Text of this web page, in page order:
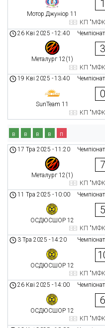
Мотор Джуніор 11
1
КП "МФК"
26 Кві 2025 -12:40
Металург 12(1)
3
КП "МФК"
19 Кві 2025 -13:40
SunTeam 11
0
КП "МФК"
в в в в п
17 Тра 2025 -11:20
Металург 12(1)
7
КП "МФК"
11 Тра 2025 -10:00
ОСДЮСШОР 12
5
КП "МФК"
3 Тра 2025 -14:20
ОСДЮСШОР 12
КП "МФК"
26 Кві 2025 -14:00
ОСДЮСШОР 12
6
КП "МФК"